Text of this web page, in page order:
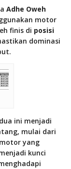
Adhe Oweh
motor
finis di posisi
dominasi
ini menjadi
mulai dari
yang
kunci